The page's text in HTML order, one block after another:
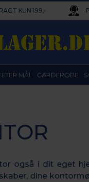
KUN 199,-
MÅL GARDEROBE
også i dit eget
dine